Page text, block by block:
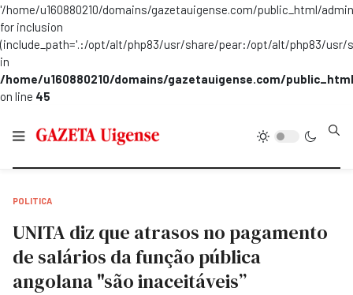
'/home/u160880210/domains/gazetauigense.com/public_html/
for inclusion
(include_path='.:/opt/alt/php83/usr/share/pear:/opt/alt/php83/
in
/home/u160880210/domains/gazetauigense.com/
on line 45
POLITICA
UNITA diz que atrasos no pagamento
de salários da função pública
angolana "são inaceitáveis”